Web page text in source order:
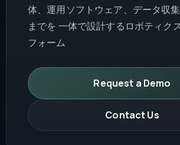
体、運用ソフトウェア、データ収
までを 一体で設計するロボティク
フォーム
Request a Demo
Contact Us